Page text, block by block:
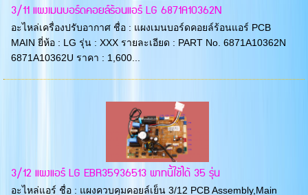
3/11 แผงเมนบอร์ดคอยล์ร้อนแอร์ LG 6871A10362N
อะไหล่เครื่องปรับอากาศ ชื่อ : แผงเมนบอร์ดคอยล์ร้อนแอร์ PCB
MAIN ยี่ห้อ : LG รุ่น : XXX รายละเอียด : PART No. 6871A10362N
6871A10362U ราคา : 1,600...
3/12 แผงแอร์ LG EBR35936513 พาทนี้ใช้ได้ 35 รุ่น
อะไหล่แอร์ ชื่อ : แผงควบคุมคอยล์เย็น 3/12 PCB Assembly,Main